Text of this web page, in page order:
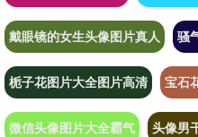
戴眼镜的女生头像图片真人 骚
栀子花图片大全图片高清 宝石
微信头像图片大全霸气 头像男